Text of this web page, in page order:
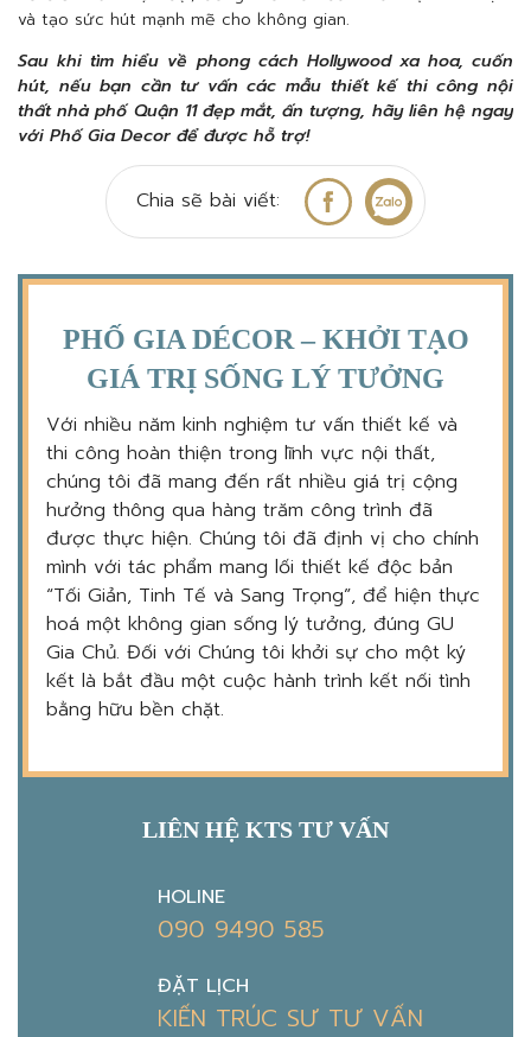
và tạo sức hút mạnh mẽ cho không gian.
Sau khi tìm hiểu về phong cách Hollywood xa hoa, cuốn
hút, nếu bạn cần tư vấn các mẫu thiết kế thi công nội
thất nhà phố Quận 11 đẹp mắt, ấn tượng, hãy liên hệ ngay
với Phố Gia Decor để được hỗ trợ!
Chia sẽ bài viết:
PHỐ GIA DÉCOR – KHỞI TẠO
GIÁ TRỊ SỐNG LÝ TƯỞNG
Với nhiều năm kinh nghiệm tư vấn thiết kế và
thi công hoàn thiện trong lĩnh vực nội thất,
chúng tôi đã mang đến rất nhiều giá trị cộng
hưởng thông qua hàng trăm công trình đã
được thực hiện. Chúng tôi đã định vị cho chính
mình với tác phẩm mang lối thiết kế độc bản
“Tối Giản, Tinh Tế và Sang Trọng”, để hiện thực
hoá một không gian sống lý tưởng, đúng GU
Gia Chủ. Đối với Chúng tôi khởi sự cho một ký
kết là bắt đầu một cuộc hành trình kết nối tình
bằng hữu bền chặt.
LIÊN HỆ KTS TƯ VẤN
HOLINE
090 9490 585
ĐẶT LỊCH
KIẾN TRÚC SƯ TƯ VẤN